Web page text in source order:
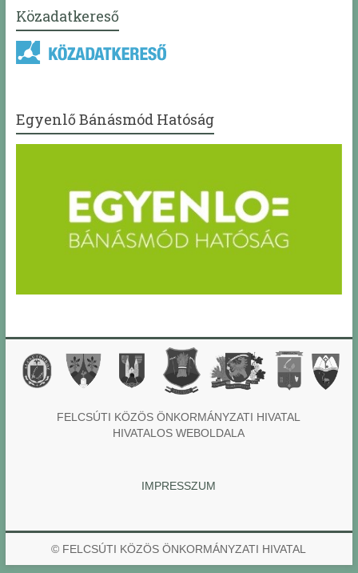
Közadatkereső
Egyenlő Bánásmód Hatóság
FELCSÚTI KÖZÖS ÖNKORMÁNYZATI HIVATAL
HIVATALOS WEBOLDALA
IMPRESSZUM
© FELCSÚTI KÖZÖS ÖNKORMÁNYZATI HIVATAL